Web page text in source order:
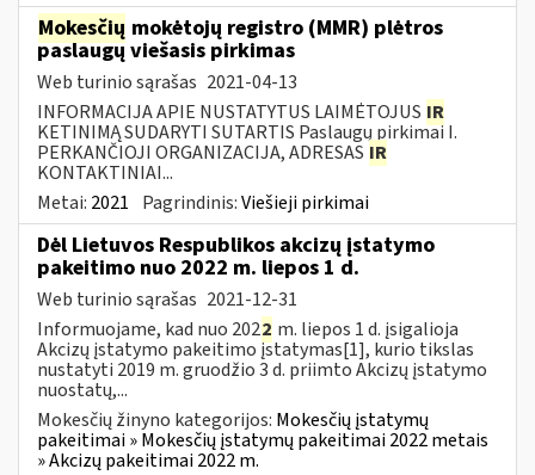
Mokesčių mokėtojų registro (MMR) plėtros
paslaugų viešasis pirkimas
Web turinio sąrašas 2021-04-13
INFORMACIJA APIE NUSTATYTUS LAIMĖTOJUS IR
KETINIMĄ SUDARYTI SUTARTIS Paslaugų pirkimai I.
PERKANČIOJI ORGANIZACIJA, ADRESAS IR
KONTAKTINIAI...
Metai: 2021 Pagrindinis:Viešieji pirkimai
Dėl Lietuvos Respublikos akcizų įstatymo
pakeitimo nuo 2022 m. liepos 1 d.
Web turinio sąrašas 2021-12-31
Informuojame, kad nuo 2022 m. liepos 1 d. įsigalioja
Akcizų įstatymo pakeitimo įstatymas[1], kurio tikslas
nustatyti 2019 m. gruodžio 3 d. priimto Akcizų įstatymo
nuostatų,...
Mokesčių žinyno kategorijos: Mokesčių įstatymų
pakeitimai » Mokesčių įstatymų pakeitimai 2022 metais
» Akcizų pakeitimai 2022 m.